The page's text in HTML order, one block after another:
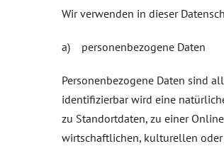
Wir verwenden in dieser
a) personenbezogene Daten
Personenbezogene Daten sind
identifizierbar wird eine
zu Standortdaten, zu einer
wirtschaftlichen, kulturellen